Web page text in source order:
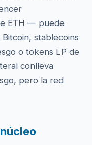
ETH — puede
stablecoins
o tokens LP de
conlleva
pero la red